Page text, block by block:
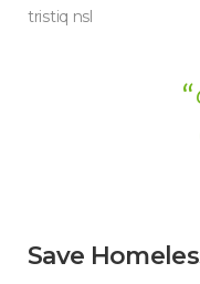
tristiq nsl
Save